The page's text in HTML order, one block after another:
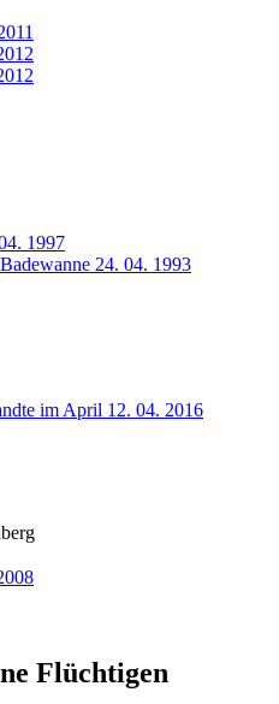
1997
24. 04. 1993
im April 12. 04. 2016
Flüchtigen